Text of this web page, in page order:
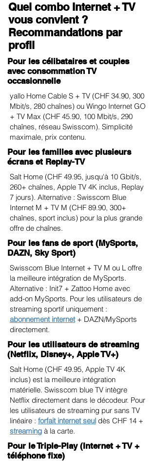
Quel combo Internet + TV
vous convient ?
Recommandations par
profil
Pour les célibataires et couples
avec consommation TV
occasionnelle
yallo Home Cable S + TV (CHF 34.90, 300
Mbit/s, 280 chaînes) ou Wingo Internet GO
+ TV Max (CHF 45.90, 100 Mbit/s, 290
chaînes, réseau Swisscom). Simplicité
maximale, prix contenu.
Pour les familles avec plusieurs
écrans et Replay-TV
Salt Home (CHF 49.95, jusqu'à 10 Gbit/s,
260+ chaînes, Apple TV 4K inclus, Replay
7 jours). Alternative : Swisscom Blue
Internet M + TV M (CHF 89.90, 300+
chaînes, sport inclus) pour la plus grande
offre de chaînes.
Pour les fans de sport (MySports,
DAZN, Sky Sport)
Swisscom Blue Internet + TV M ou L offre
la meilleure intégration de MySports.
Alternative : Init7 + Zattoo Home avec
add-on MySports. Pour les utilisateurs de
streaming sportif uniquement :
abonnement internet+ DAZN/MySports
directement.
Pour les utilisateurs de streaming
(Netflix, Disney+, Apple TV+)
Salt Home (CHF 49.95, Apple TV 4K
inclus) est la meilleure intégration
matérielle. Swisscom blue TV intègre
Netflix directement dans le décodeur. Pour
les utilisateurs de streaming pur sans TV
linéaire : forfait internet seul dès CHF 14 +
streaming à la carte.
Pour le Triple-Play (Internet + TV +
téléphone fixe)